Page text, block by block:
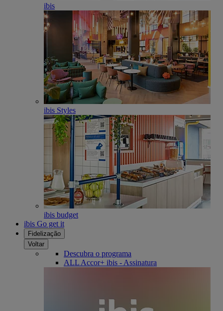
ibis
ibis Styles
ibis budget
ibis Go get it
Fidelização
Voltar
Descubra o programa
ALL Accor+ ibis - Assinatura